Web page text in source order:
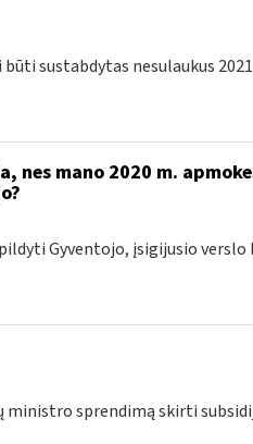
sustabdytas nesulaukus
nes mano 2020 m.
Gyventojo, įsigijusio
ministro sprendimą skirti